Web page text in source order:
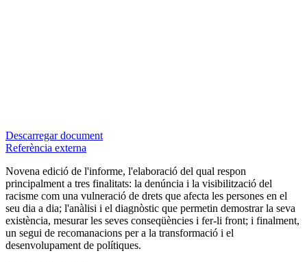
Descarregar document
Referència externa
Novena edició de l'informe, l'elaboració del qual respon
principalment a tres finalitats: la denúncia i la visibilització del
racisme com una vulneració de drets que afecta les persones en el
seu dia a dia; l'anàlisi i el diagnòstic que permetin demostrar la seva
existència, mesurar les seves conseqüències i fer-li front; i finalment,
un segui de recomanacions per a la transformació i el
desenvolupament de polítiques.